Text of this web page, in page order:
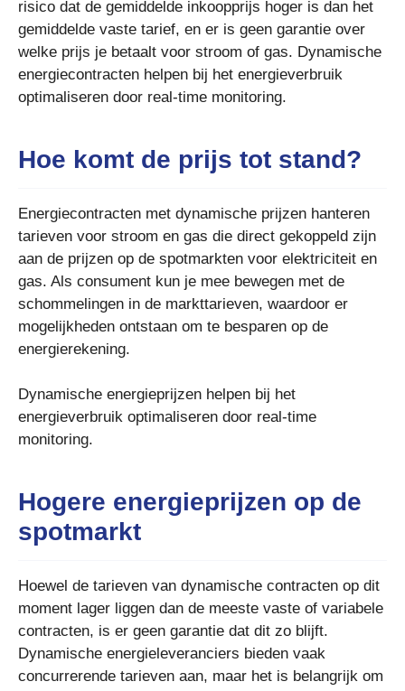
risico dat de gemiddelde inkoopprijs hoger is dan het
gemiddelde vaste tarief, en er is geen garantie over
welke prijs je betaalt voor stroom of gas. Dynamische
energiecontracten helpen bij het energieverbruik
optimaliseren door real-time monitoring.
Hoe komt de prijs tot stand?
Energiecontracten met dynamische prijzen hanteren
tarieven voor stroom en gas die direct gekoppeld zijn
aan de prijzen op de spotmarkten voor elektriciteit en
gas. Als consument kun je mee bewegen met de
schommelingen in de markttarieven, waardoor er
mogelijkheden ontstaan om te besparen op de
energierekening.
Dynamische energieprijzen helpen bij het
energieverbruik optimaliseren door real-time
monitoring.
Hogere energieprijzen op de
spotmarkt
Hoewel de tarieven van dynamische contracten op dit
moment lager liggen dan de meeste vaste of variabele
contracten, is er geen garantie dat dit zo blijft.
Dynamische energieleveranciers bieden vaak
concurrerende tarieven aan, maar het is belangrijk om